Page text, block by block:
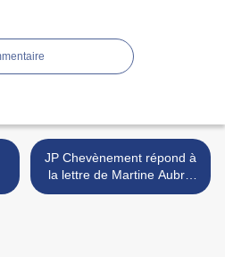
JP Chevènement répond à
la lettre de Martine Aubry,
première secrétaire du Parti